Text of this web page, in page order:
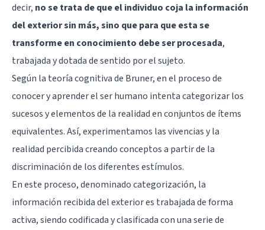
decir, no se trata de que el individuo coja la información
del exterior sin más, sino que para que esta se
transforme en conocimiento debe ser procesada,
trabajada y dotada de sentido por el sujeto.
Según la teoría cognitiva de Bruner, en el proceso de
conocer y aprender el ser humano intenta categorizar los
sucesos y elementos de la realidad en conjuntos de ítems
equivalentes. Así, experimentamos las vivencias y la
realidad percibida creando conceptos a partir de la
discriminación de los diferentes estímulos.
En este proceso, denominado categorización, la
información recibida del exterior es trabajada de forma
activa, siendo codificada y clasificada con una serie de